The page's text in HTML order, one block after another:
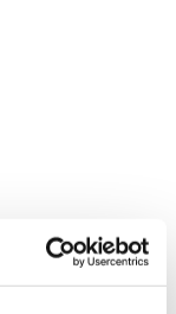
formulier